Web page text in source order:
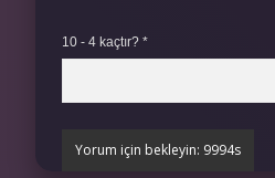
10 - 4 kaçtır? *